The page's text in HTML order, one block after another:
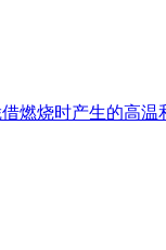
烧时产生的高